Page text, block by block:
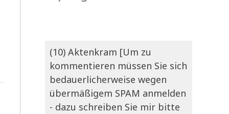
(10) Aktenkram [Um zu
kommentieren müssen Sie sich
bedauerlicherweise wegen
übermäßigem SPAM anmelden
- dazu schreiben Sie mir bitte